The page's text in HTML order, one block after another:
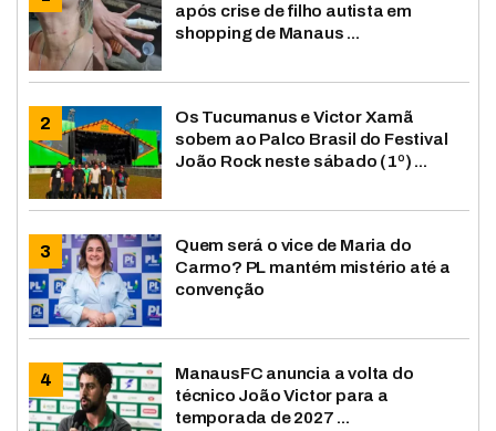
após crise de filho autista em
shopping de Manaus ...
Os Tucumanus e Victor Xamã
sobem ao Palco Brasil do Festival
João Rock neste sábado (1º) ...
Quem será o vice de Maria do
Carmo? PL mantém mistério até a
convenção
ManausFC anuncia a volta do
técnico João Victor para a
temporada de 2027 ...